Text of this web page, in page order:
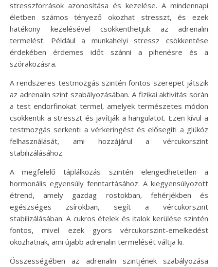
stresszforrások azonosítása és kezelése. A mindennapi
életben számos tényező okozhat stresszt, és ezek
hatékony kezelésével csökkenthetjük az adrenalin
termelést. Például a munkahelyi stressz csökkentése
érdekében érdemes időt szánni a pihenésre és a
szórakozásra.
A rendszeres testmozgás szintén fontos szerepet játszik
az adrenalin szint szabályozásában. A fizikai aktivitás során
a test endorfinokat termel, amelyek természetes módon
csökkentik a stresszt és javítják a hangulatot. Ezen kívül a
testmozgás serkenti a vérkeringést és elősegíti a glükóz
felhasználását, ami hozzájárul a vércukorszint
stabilizálásához.
A megfelelő táplálkozás szintén elengedhetetlen a
hormonális egyensúly fenntartásához. A kiegyensúlyozott
étrend, amely gazdag rostokban, fehérjékben és
egészséges zsírokban, segít a vércukorszint
stabilizálásában. A cukros ételek és italok kerülése szintén
fontos, mivel ezek gyors vércukorszint-emelkedést
okozhatnak, ami újabb adrenalin termelését váltja ki.
Összességében az adrenalin szintjének szabályozása